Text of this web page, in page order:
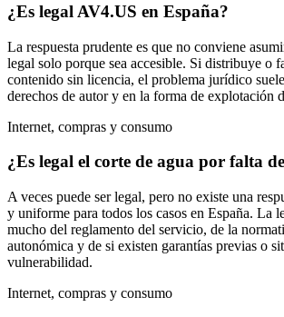
¿Es legal AV4.US en España?
La respuesta prudente es que no conviene
legal solo porque sea accesible. Si distribuye o
contenido sin licencia, el problema jurídico
derechos de autor y en la forma de explotación
Internet, compras y consumo
¿Es legal el corte de agua por falta
A veces puede ser legal, pero no existe una
y uniforme para todos los casos en España. La
mucho del reglamento del servicio, de la
autonómica y de si existen garantías previas o
vulnerabilidad.
Internet, compras y consumo